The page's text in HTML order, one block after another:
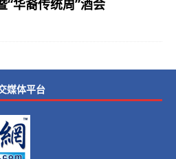
“华裔传统周”酒会
媒体平台